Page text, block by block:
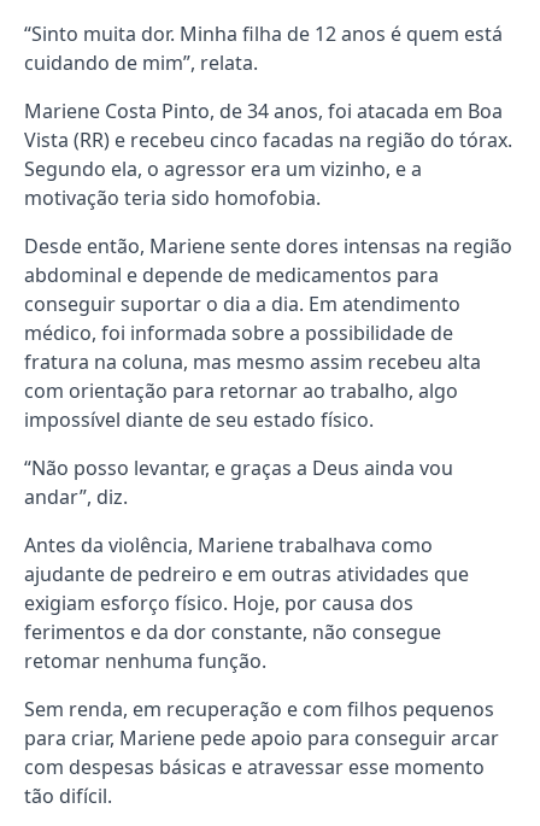
“Sinto muita dor. Minha filha de 12 anos é quem está
cuidando de mim”, relata.
Mariene Costa Pinto, de 34 anos, foi atacada em Boa
Vista (RR) e recebeu cinco facadas na região do tórax.
Segundo ela, o agressor era um vizinho, e a
motivação teria sido homofobia.
Desde então, Mariene sente dores intensas na região
abdominal e depende de medicamentos para
conseguir suportar o dia a dia. Em atendimento
médico, foi informada sobre a possibilidade de
fratura na coluna, mas mesmo assim recebeu alta
com orientação para retornar ao trabalho, algo
impossível diante de seu estado físico.
“Não posso levantar, e graças a Deus ainda vou
andar”, diz.
Antes da violência, Mariene trabalhava como
ajudante de pedreiro e em outras atividades que
exigiam esforço físico. Hoje, por causa dos
ferimentos e da dor constante, não consegue
retomar nenhuma função.
Sem renda, em recuperação e com filhos pequenos
para criar, Mariene pede apoio para conseguir arcar
com despesas básicas e atravessar esse momento
tão difícil.